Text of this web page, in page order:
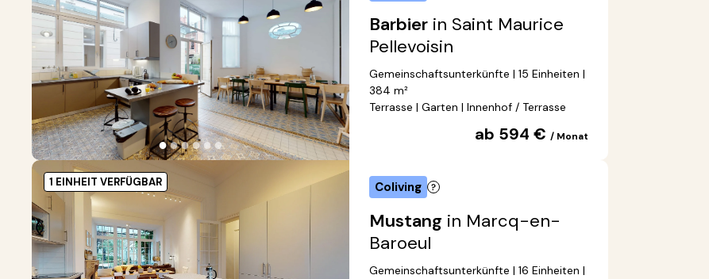
●●●●●●
Barbier in Saint Maurice
Pellevoisin
Gemeinschaftsunterkünfte | 15 Einheiten |
384 m²
Terrasse | Garten | Innenhof / Terrasse
ab 594 €/ Monat
1 EINHEIT VERFÜGBAR Coliving
Mustang in Marcq-en-
Baroeul
Gemeinschaftsunterkünfte | 16 Einheiten |